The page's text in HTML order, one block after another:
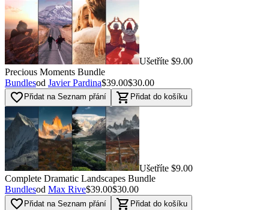
Ušetříte $9.00
Precious Moments Bundle
Bundlesod Javier Pardina$39.00$30.00
favorite_border Přidat na Seznam přání shopping_cart Přidat do košíku
Ušetříte $9.00
Complete Dramatic Landscapes Bundle
Bundlesod Max Rive$39.00$30.00
favorite_border Přidat na Seznam přání shopping_cart Přidat do košíku